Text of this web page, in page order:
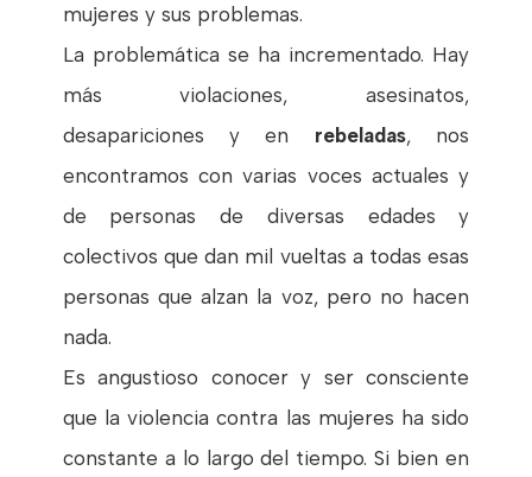
mujeres y sus problemas.
La problemática se ha incrementado. Hay
más violaciones, asesinatos,
desapariciones y en rebeladas, nos
encontramos con varias voces actuales y
de personas de diversas edades y
colectivos que dan mil vueltas a todas esas
personas que alzan la voz, pero no hacen
nada.
Es angustioso conocer y ser consciente
que la violencia contra las mujeres ha sido
constante a lo largo del tiempo. Si bien en